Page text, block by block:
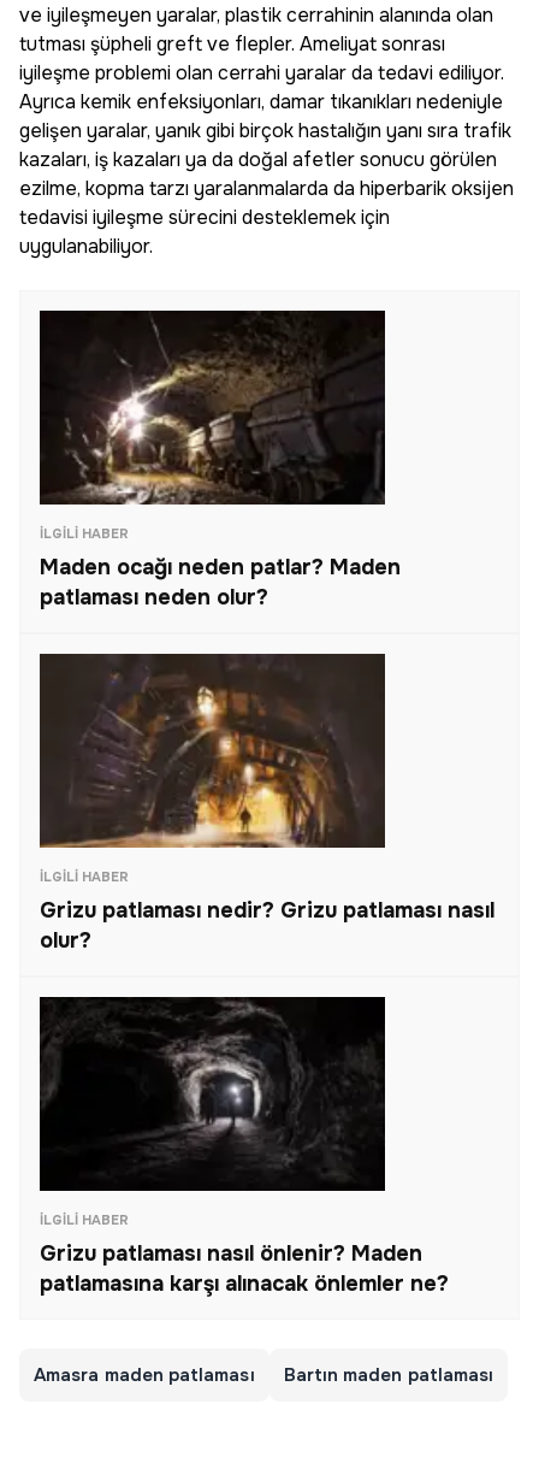
ve iyileşmeyen yaralar, plastik cerrahinin alanında olan
tutması şüpheli greft ve flepler. Ameliyat sonrası
iyileşme problemi olan cerrahi yaralar da tedavi ediliyor.
Ayrıca kemik enfeksiyonları, damar tıkanıkları nedeniyle
gelişen yaralar, yanık gibi birçok hastalığın yanı sıra trafik
kazaları, iş kazaları ya da doğal afetler sonucu görülen
ezilme, kopma tarzı yaralanmalarda da hiperbarik oksijen
tedavisi iyileşme sürecini desteklemek için
uygulanabiliyor.
İLGILI HABER
Maden ocağı neden patlar? Maden
patlaması neden olur?
İLGILI HABER
Grizu patlaması nedir? Grizu patlaması nasıl
olur?
İLGILI HABER
Grizu patlaması nasıl önlenir? Maden
patlamasına karşı alınacak önlemler ne?
Amasra maden patlaması Bartın maden patlaması